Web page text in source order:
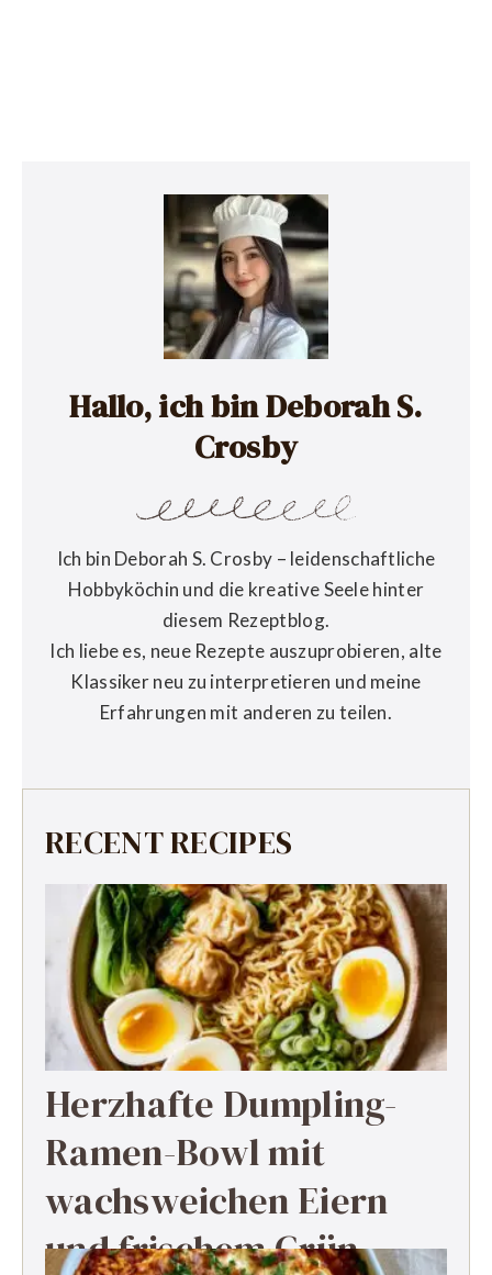
Hallo, ich bin Deborah S.
Crosby
Ich bin Deborah S. Crosby – leidenschaftliche
Hobbyköchin und die kreative Seele hinter
diesem Rezeptblog.
Ich liebe es, neue Rezepte auszuprobieren, alte
Klassiker neu zu interpretieren und meine
Erfahrungen mit anderen zu teilen.
RECENT RECIPES
Herzhafte Dumpling-
Ramen-Bowl mit
wachsweichen Eiern
und frischem Grün